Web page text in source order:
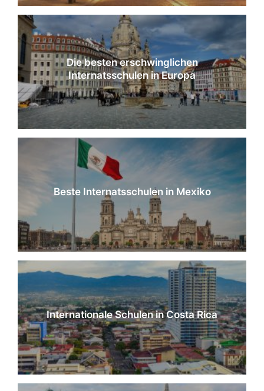
Die besten erschwinglichen
Internatsschulen in Europa
Beste Internatsschulen in Mexiko
Internationale Schulen in Costa Rica